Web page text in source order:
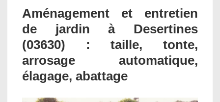
Aménagement et entretien
de jardin à Desertines
(03630) : taille, tonte,
arrosage automatique,
élagage, abattage